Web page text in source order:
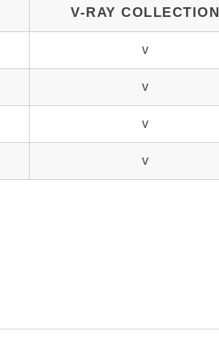
V-RAY COLLECTION
v
v
v
v